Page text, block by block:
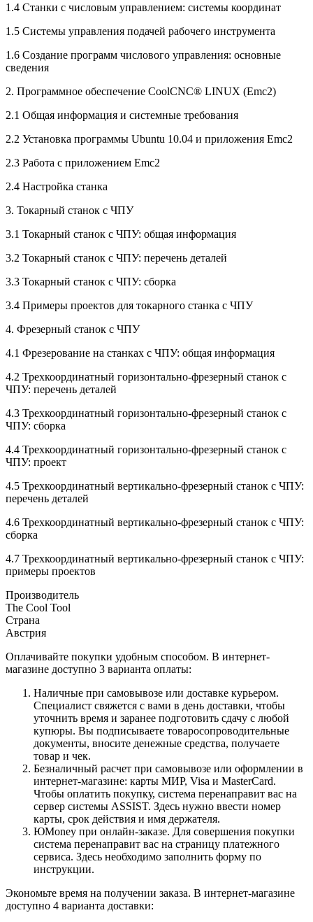
1.4 Станки с числовым управлением: системы координат
1.5 Системы управления подачей рабочего инструмента
1.6 Создание программ числового управления: основные
сведения
2. Программное обеспечение CoolCNC® LINUX (Emc2)
2.1 Общая информация и системные требования
2.2 Установка программы Ubuntu 10.04 и приложения Emc2
2.3 Работа с приложением Emc2
2.4 Настройка станка
3. Токарный станок с ЧПУ
3.1 Токарный станок с ЧПУ: общая информация
3.2 Токарный станок с ЧПУ: перечень деталей
3.3 Токарный станок с ЧПУ: сборка
3.4 Примеры проектов для токарного станка с ЧПУ
4. Фрезерный станок с ЧПУ
4.1 Фрезерование на станках с ЧПУ: общая информация
4.2 Трехкоординатный горизонтально-фрезерный станок с
ЧПУ: перечень деталей
4.3 Трехкоординатный горизонтально-фрезерный станок с
ЧПУ: сборка
4.4 Трехкоординатный горизонтально-фрезерный станок с
ЧПУ: проект
4.5 Трехкоординатный вертикально-фрезерный станок с ЧПУ:
перечень деталей
4.6 Трехкоординатный вертикально-фрезерный станок с ЧПУ:
сборка
4.7 Трехкоординатный вертикально-фрезерный станок с ЧПУ:
примеры проектов
Производитель
The Cool Tool
Страна
Австрия
Оплачивайте покупки удобным способом. В интернет-
магазине доступно 3 варианта оплаты:
Наличные при самовывозе или доставке курьером.
Специалист свяжется с вами в день доставки, чтобы
уточнить время и заранее подготовить сдачу с любой
купюры. Вы подписываете товаросопроводительные
документы, вносите денежные средства, получаете
товар и чек.
Безналичный расчет при самовывозе или оформлении в
интернет-магазине: карты МИР, Visa и MasterCard.
Чтобы оплатить покупку, система перенаправит вас на
сервер системы ASSIST. Здесь нужно ввести номер
карты, срок действия и имя держателя.
ЮMoney при онлайн-заказе. Для совершения покупки
система перенаправит вас на страницу платежного
сервиса. Здесь необходимо заполнить форму по
инструкции.
Экономьте время на получении заказа. В интернет-магазине
доступно 4 варианта доставки: